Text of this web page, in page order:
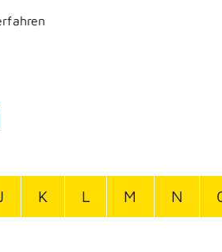
K L M N